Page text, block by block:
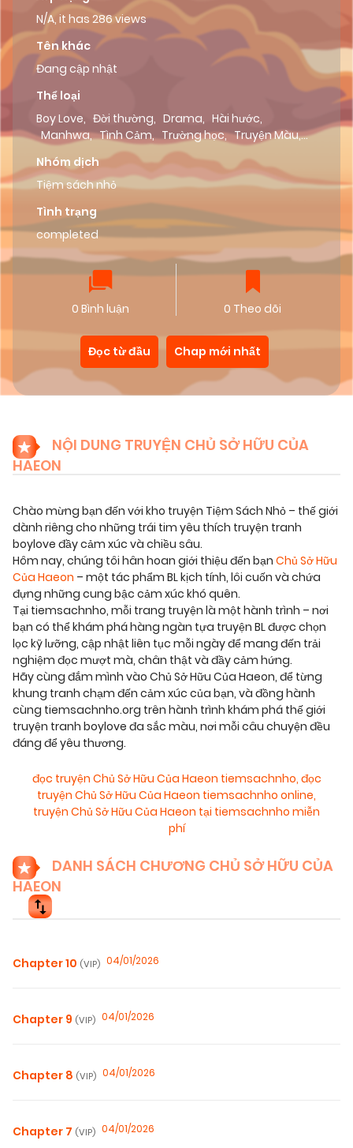
N/A, it has 286 views
Tên khác
Đang cập nhật
Thể loại
Boy Love, Đời thường, Drama, Hài hước,
Manhwa, Tình Cảm, Trường học, Truyện Màu,
Nhóm dịch
Tiệm sách nhỏ
Tình trạng
completed
0 Bình luận 0 Theo dõi
Đọc từ đầu Chap mới nhất
NỘI DUNG TRUYỆN CHỦ SỞ HỮU CỦA
HAEON
Chào mừng bạn đến với kho truyện Tiệm Sách Nhỏ – thế giới
dành riêng cho những trái tim yêu thích truyện tranh
boylove đầy cảm xúc và chiều sâu.
Hôm nay, chúng tôi hân hoan giới thiệu đến bạn Chủ Sở Hữu
Của Haeon – một tác phẩm BL kịch tính, lôi cuốn và chứa
đựng những cung bậc cảm xúc khó quên.
Tại tiemsachnho, mỗi trang truyện là một hành trình – nơi
bạn có thể khám phá hàng ngàn tựa truyện BL được chọn
lọc kỹ lưỡng, cập nhật liên tục mỗi ngày để mang đến trải
nghiệm đọc mượt mà, chân thật và đầy cảm hứng.
Hãy cùng đắm mình vào Chủ Sở Hữu Của Haeon, để từng
khung tranh chạm đến cảm xúc của bạn, và đồng hành
cùng tiemsachnho.org trên hành trình khám phá thế giới
truyện tranh boylove đa sắc màu, nơi mỗi câu chuyện đều
đáng để yêu thương.
đọc truyện Chủ Sở Hữu Của Haeon tiemsachnho, đọc
truyện Chủ Sở Hữu Của Haeon tiemsachnho online,
truyện Chủ Sở Hữu Của Haeon tại tiemsachnho miễn
phí
DANH SÁCH CHƯƠNG CHỦ SỞ HỮU CỦA
HAEON
Chapter 10 (VIP) 04/01/2026
Chapter 9 (VIP) 04/01/2026
Chapter 8 (VIP) 04/01/2026
Chapter 7 (VIP) 04/01/2026